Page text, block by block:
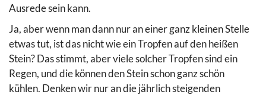
Ausrede sein kann.
Ja, aber wenn man dann nur an einer ganz kleinen Stelle
etwas tut, ist das nicht wie ein Tropfen auf den heißen
Stein? Das stimmt, aber viele solcher Tropfen sind ein
Regen, und die können den Stein schon ganz schön
kühlen. Denken wir nur an die jährlich steigenden